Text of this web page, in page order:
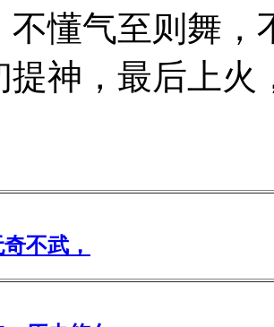
不懂气至则舞，
提神，最后上火
不武，